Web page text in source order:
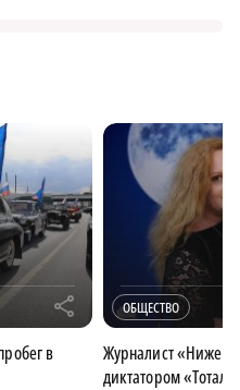
r
в
ОБЩЕСТВО
Журналист
диктатором